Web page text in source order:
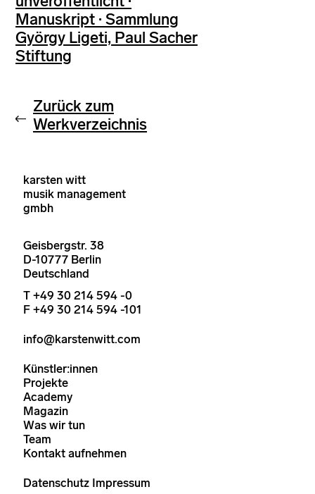
Manuskript · Sammlung
György Ligeti, Paul Sacher
Stiftung
Zurück zum
Werkverzeichnis
karsten witt
musik management
gmbh
Geisbergstr. 38
D-10777 Berlin
Deutschland
T +49 30 214 594 -0
F +49 30 214 594 -101
info@karstenwitt.com
Künstler:innen
Projekte
Academy
Magazin
Was wir tun
Team
Kontakt aufnehmen
Datenschutz Impressum